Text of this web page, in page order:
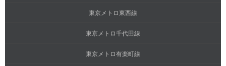
東京メトロ東西線
東京メトロ千代田線
東京メトロ有楽町線